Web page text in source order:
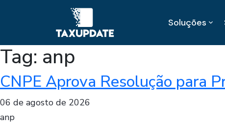
Soluções
Tag: anp
CNPE Aprova Resolução para
06 de agosto de 2026
anp